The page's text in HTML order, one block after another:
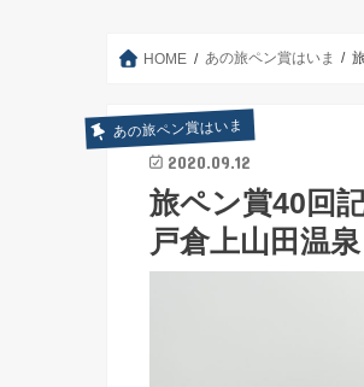
HOME あの旅ペン賞はいま
あの旅ペン賞はいま
2020.09.12
旅ペン賞40回
戸倉上山田温